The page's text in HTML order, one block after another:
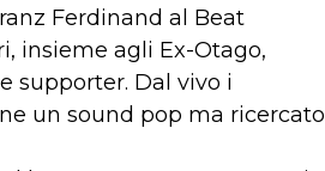
Ferdinand al Beat
insieme agli Ex-Otago,
supporter. Dal vivo i
un sound pop ma ricercato